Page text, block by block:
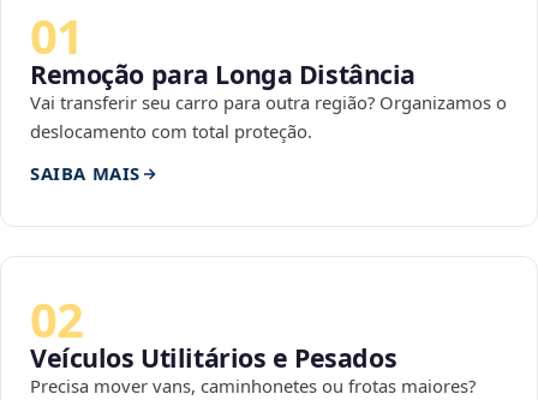
01
Remoção para Longa Distância
Vai transferir seu carro para outra região? Organizamos o
deslocamento com total proteção.
SAIBA MAIS
02
Veículos Utilitários e Pesados
Precisa mover vans, caminhonetes ou frotas maiores?